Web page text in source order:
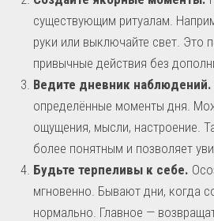
существующим ритуалам.
руки или выключайте свет. Это
привычные действия без
Ведите дневник наблюдений.
определённые моменты дня.
ощущения, мысли, настроение.
более понятным и позволяет
Будьте терпеливы к себе.
мгновенно. Бывают дни, когда
нормально. Главное —